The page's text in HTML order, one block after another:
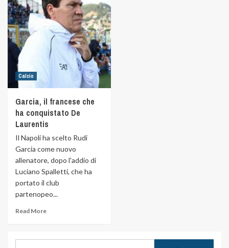
Calcio
Garcia, il francese che
ha conquistato De
Laurentis
Il Napoli ha scelto Rudi
Garcia come nuovo
allenatore, dopo l'addio di
Luciano Spalletti, che ha
portato il club
partenopeo...
Read More